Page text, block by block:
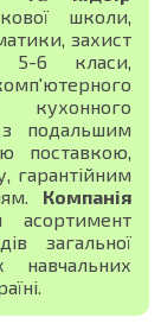
школи,
захист
5-6 класи,
кухонного
з подальшим
поставкою,
гарантійним
Компанія
асортимент
загальної
навчальних